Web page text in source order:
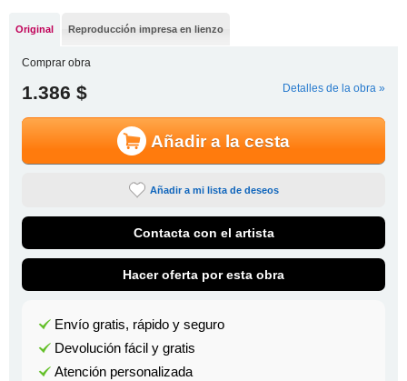
Original Reproducción impresa en lienzo
Comprar obra
1.386 $ Detalles de la obra »
Añadir a la cesta
Añadir a mi lista de deseos
Contacta con el artista
Hacer oferta por esta obra
Envío gratis, rápido y seguro
Devolución fácil y gratis
Atención personalizada